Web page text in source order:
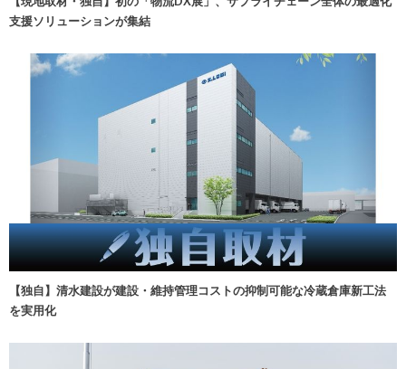
支援ソリューションが集結
【独自】清水建設が建設・維持管理コストの抑制可能な冷蔵倉庫新工法
を実用化